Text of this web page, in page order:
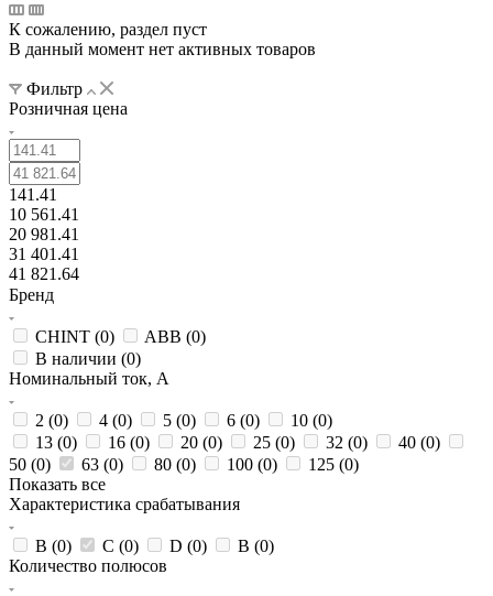
К сожалению, раздел пуст
В данный момент нет активных товаров
Фильтр
Розничная цена
141.41
10 561.41
20 981.41
31 401.41
41 821.64
Бренд
CHINT (0) ABB (0)
В наличии (0)
Номинальный ток, А
2 (0) 4 (0) 5 (0) 6 (0) 10 (0)
13 (0) 16 (0) 20 (0) 25 (0) 32 (0) 40 (0)
50 (0) 63 (0) 80 (0) 100 (0) 125 (0)
Показать все
Характеристика срабатывания
B (0) C (0) D (0) В (0)
Количество полюсов